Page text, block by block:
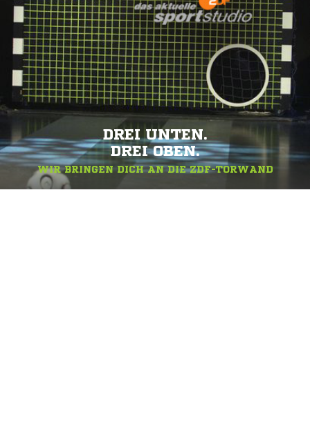
DREI UNTEN.
DREI OBEN.
WIR BRINGEN DICH AN DIE ZDF-TORWAND